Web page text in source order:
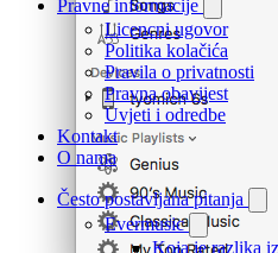
Pravne informacije
Licencni ugovor
Politika kolačića
Pravila o privatnosti
Pravna obavijest
Uvjeti i odredbe
Kontakt
O nama
Često postavljana pitanja
Evermusic
Koja je razlika